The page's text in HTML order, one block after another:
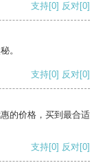
支持[0] 反对[0]
。
支持[0] 反对[0]
的价格，买到最合适
支持[0] 反对[0]